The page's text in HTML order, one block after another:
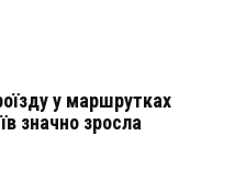
у маршрутках
значно зросла